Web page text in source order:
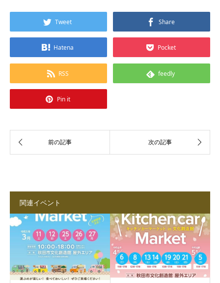
Tweet Share
Hatena Pocket
RSS feedly
Pin it
関連イベント